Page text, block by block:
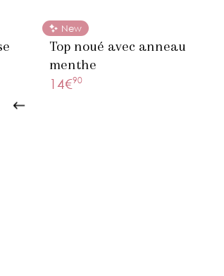
New
Top noué avec anneau
menthe
14€90